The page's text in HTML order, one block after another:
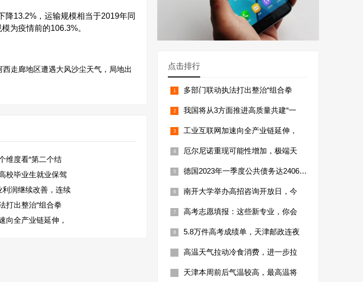
13.2%，运输规模相当于2019年同
为疫情前的106.3%。
西走廊地区遭遇大风沙尘天气，局地出
维度看“第二个结
校毕业生就业保驾
利润继续改善，连续
打出整治“组合拳
向全产业链延伸，
点击排行
多部门联动执法打出整治“组合拳
我国将从3方面推进高质量共建“一
工业互联网加速向全产业链延伸，
厄尔尼诺重现可能性增加，极端天
德国2023年一季度公共债务达24066亿
南开大学举办高招咨询开放日，今
高考志愿填报：这些新专业，你会
5.8万件高考成绩单，天津邮政连夜
高温天气拉动冷食消费，进一步拉
天津本周前后气温较高，最高温将